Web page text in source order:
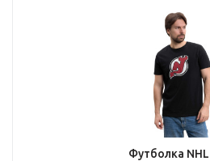
Футболка